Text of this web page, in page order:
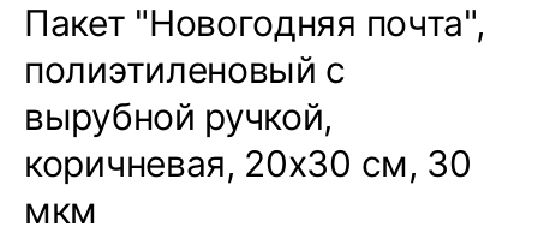
Пакет "Новогодняя почта",
полиэтиленовый с
вырубной ручкой,
коричневая, 20х30 см, 30
мкм